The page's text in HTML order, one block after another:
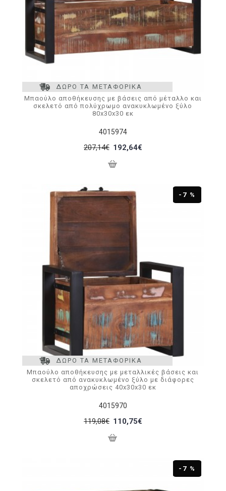
ΔΩΡΟ ΤΑ ΜΕΤΑΦΟΡΙΚΑ
4015974
Μπαούλο αποθήκευσης με βάσεις από μέταλλο και
σκελετό από πολύχρωμο ανακυκλωμένο ξύλο
80x30x30 εκ
207,14€ 192,64€
ΔΩΡΟ ΤΑ ΜΕΤΑΦΟΡΙΚΑ
-7 %
4015970
Μπαούλο αποθήκευσης με μεταλλικές βάσεις και
σκελετό από ανακυκλωμένο ξύλο με διάφορες
αποχρώσεις 40x30x30 εκ
119,08€ 110,75€
-7 %